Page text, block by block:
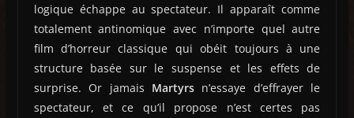
logique échappe au spectateur. Il apparaît comme
totalement antinomique avec n’importe quel autre
film d’horreur classique qui obéit toujours à une
structure basée sur le suspense et les effets de
surprise. Or jamais Martyrs n’essaye d’effrayer le
spectateur, et ce qu’il propose n’est certes pas